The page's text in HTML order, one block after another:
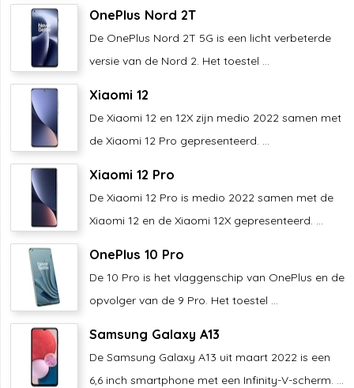
OnePlus Nord 2T
De OnePlus Nord 2T 5G is een licht verbeterde
versie van de Nord 2. Het toestel ...
Xiaomi 12
De Xiaomi 12 en 12X zijn medio 2022 samen met
de Xiaomi 12 Pro gepresenteerd. ...
Xiaomi 12 Pro
De Xiaomi 12 Pro is medio 2022 samen met de
Xiaomi 12 en de Xiaomi 12X gepresenteerd. ...
OnePlus 10 Pro
De 10 Pro is het vlaggenschip van OnePlus en de
opvolger van de 9 Pro. Het toestel ...
Samsung Galaxy A13
De Samsung Galaxy A13 uit maart 2022 is een
6,6 inch smartphone met een Infinity-V-scherm. ...